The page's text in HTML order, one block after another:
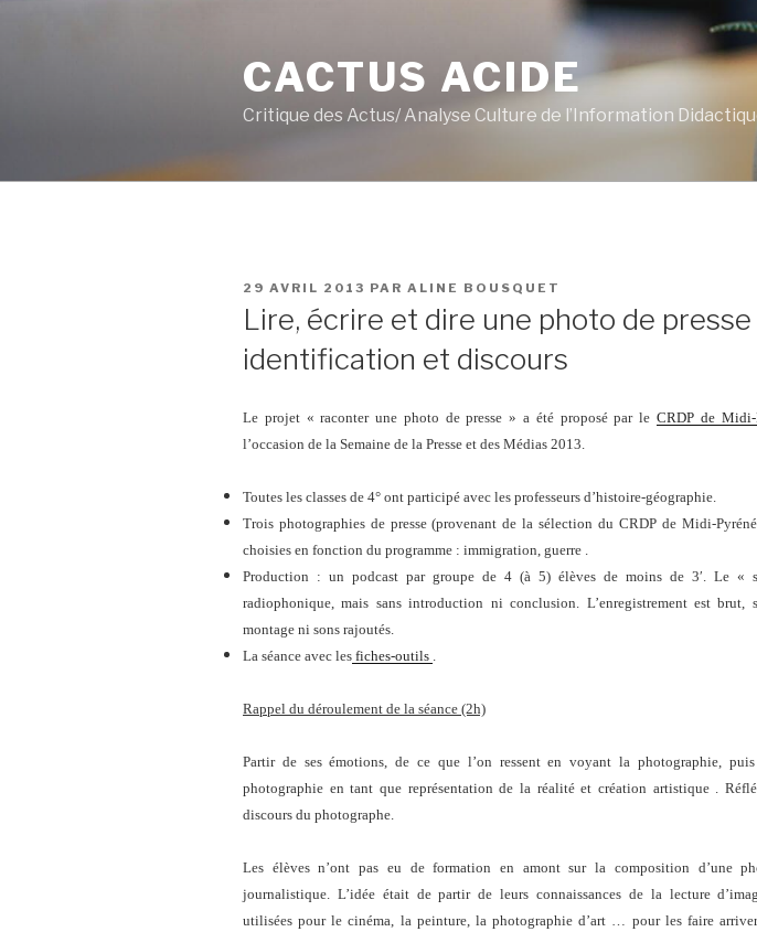
CACTUS ACIDE
Critique des Actus/ Analyse Culture de l’Information
PUBLIÉ
29 AVRIL 2013 PAR ALINE BOUSQUET
Lire, écrire et dire une photo de presse
identification et discours
Le projet « raconter une photo de presse » a été proposé par le CRDP de Midi-
l’occasion de la Semaine de la Presse et des Médias 2013.
Toutes les classes de 4° ont participé avec les professeurs d’histoire-géographie.
Trois photographies de presse (provenant de la sélection du CRDP de Midi-
choisies en fonction du programme : immigration, guerre .
Production : un podcast par groupe de 4 (à 5) élèves de moins de 3′. Le «
radiophonique, mais sans introduction ni conclusion. L’enregistrement est brut,
montage ni sons rajoutés.
La séance avec les fiches-outils .
Rappel du déroulement de la séance (2h)
Partir de ses émotions, de ce que l’on ressent en voyant la photographie,
photographie en tant que représentation de la réalité et création artistique .
discours du photographe.
Les élèves n’ont pas eu de formation en amont sur la composition d’une
journalistique. L’idée était de partir de leurs connaissances de la lecture
utilisées pour le cinéma, la peinture, la photographie d’art … pour les faire